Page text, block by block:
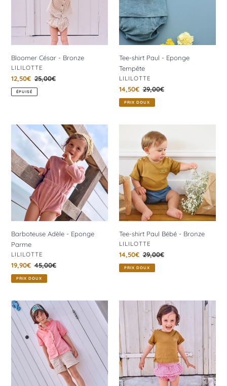
Bloomer César - Bronze
DISTRIBUTEUR
LILILOTTE
Prix
réduit
12,50€ Prix
normal
25,00€
ÉPUISÉ
Tempête
Tee-shirt Paul - Eponge
Tempête
DISTRIBUTEUR
LILILOTTE
Prix
réduit
14,50€ Prix
normal
29,00€
PRIX DOUX
Barboteuse
Adèle
-
Eponge
Parme
Barboteuse Adèle - Eponge
Parme
DISTRIBUTEUR
LILILOTTE
Prix
réduit
19,90€ Prix
normal
45,00€
PRIX DOUX
Bébé
Bronze
Tee-shirt Paul Bébé - Bronze
DISTRIBUTEUR
LILILOTTE
Prix
réduit
14,50€ Prix
normal
29,00€
PRIX DOUX
Short
Isidore
Bronze
Tee-
shirt
Paul
Enfant
-
Bronze